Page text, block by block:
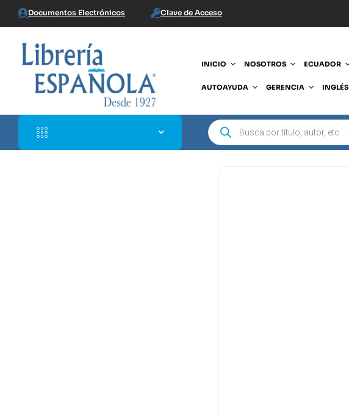
Documentos Electrónicos Clave de Acceso
INICIO NOSOTROS ECUADOR
AUTOAYUDA GERENCIA INGLÉS